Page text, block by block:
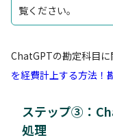
覧ください。
ChatGPTの勘定科目
を経費計上する方法！
ステップ③：
処理